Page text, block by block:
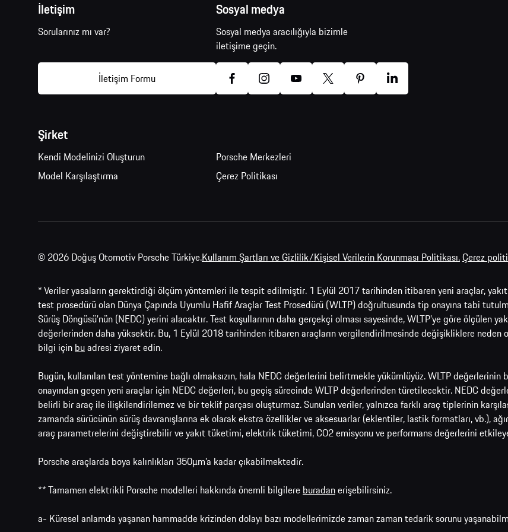
Fiyat Listesi
Test Sürüşü
Gönüllü Geri Çağırma Kontrolü
Porsche Mobilite Garantisi
İletişim
Sorularınız mı var?
İletişim Formu
Sosyal medya
Sosyal medya aracılığıyla bizimle
iletişime geçin.
Şirket
Kendi Modelinizi Oluşturun
Model Karşılaştırma
Porsche Merkezleri
Çerez Politikası
© 2026 Doğuş Otomotiv Porsche Türkiye.Kullanım Şartları ve Gizlilik/Kişisel Verilerin Korunması Politikası.Çerez
* Veriler yasaların gerektirdiği ölçüm yöntemleri ile tespit edilmiştir. 1 Eylül 2017 tarihinden itibaren yeni araçlar,
test prosedürü olan Dünya Çapında Uyumlu Hafif Araçlar Test Prosedürü (WLTP) doğrultusunda tip onayına tabi
Sürüş Döngüsü’nün (NEDC) yerini alacaktır. Test koşullarının daha gerçekçi olması sayesinde, WLTP’ye göre
değerlerinden daha yüksektir. Bu, 1 Eylül 2018 tarihinden itibaren araçların vergilendirilmesinde değişikliklere neden
bilgi için buadresi ziyaret edin.
Bugün, kullanılan test yöntemine bağlı olmaksızın, hala NEDC değerlerini belirtmekle yükümlüyüz. WLTP
onayından geçen yeni araçlar için NEDC değerleri, bu geçiş sürecinde WLTP değerlerinden türetilecektir. NEDC
belirli bir araç ile ilişkilendirilemez ve bir teklif parçası oluşturmaz. Sunulan veriler, yalnızca farklı araç tiplerinin
zamanda sürücünün sürüş davranışlarına ek olarak ekstra özellikler ve aksesuarlar (eklentiler, lastik formatları, vb.),
araç parametrelerini değiştirebilir ve yakıt tüketimi, elektrik tüketimi, CO2 emisyonu ve performans değerlerini
Porsche araçlarda boya kalınlıkları 350μm’a kadar çıkabilmektedir.
** Tamamen elektrikli Porsche modelleri hakkında önemli bilgilere buradanerişebilirsiniz.
a- Küresel anlamda yaşanan hammadde krizinden dolayı bazı modellerimizde zaman zaman tedarik sorunu